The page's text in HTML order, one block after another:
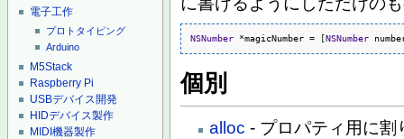
電子工作
プロトタイピング
Arduino
M5Stack
Raspberry Pi
USBデバイス開発
HIDデバイス製作
MIDI機器製作
NSNumber *magicNumber = [NSNumber
個別
alloc - プロパティ用に割